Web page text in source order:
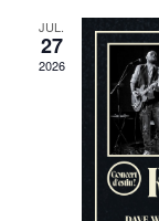
JUL.
27
2026